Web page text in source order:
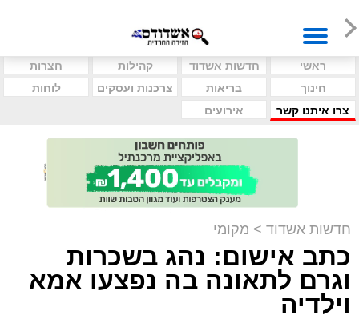
ראשי חדשות אשדוד קהילות
חצרות
חינוך
בריאות צרכנות ועסקים
לוחות
צרו איתנו קשר
אירועים
חדשות אשדוד > מקומי
כתב אישום: נהג בשכרות
וגרם לתאונה בה נפצעו אמא
וילדיה